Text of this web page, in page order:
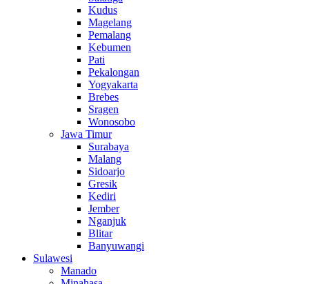
Kudus
Magelang
Pemalang
Kebumen
Pati
Pekalongan
Yogyakarta
Brebes
Sragen
Wonosobo
Jawa Timur
Surabaya
Malang
Sidoarjo
Gresik
Kediri
Jember
Nganjuk
Blitar
Banyuwangi
Sulawesi
Manado